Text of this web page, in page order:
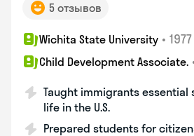
5 отзывов
Wichita State University • 1977
Child Development Associate.
Taught immigrants
life in the U.S.
Prepared students for